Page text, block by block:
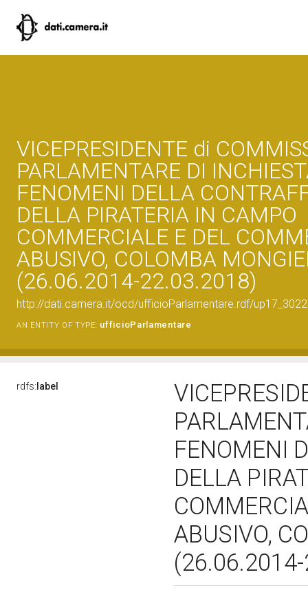
VICEPRESIDENTE di
PARLAMENTARE DI
FENOMENI DELLA
DELLA PIRATERIA IN CAMPO
COMMERCIALE E DEL
ABUSIVO, COLOMBA
(26.06.2014-22.03.2018)
http://dati.camera.it/ocd/ufficioParlamentare.rdf/
AN ENTITY OF TYPE: ufficioParlamentare
rdfs: label
FENOMENI
DELLA
ABUSIVO,